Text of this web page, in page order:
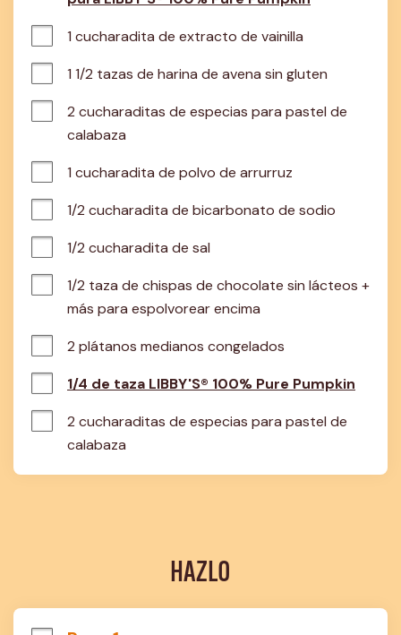
1 cucharadita de extracto de vainilla
1 1/2 tazas de harina de avena sin gluten
2 cucharaditas de especias para pastel de
calabaza
1 cucharadita de polvo de arrurruz
1/2 cucharadita de bicarbonato de sodio
1/2 cucharadita de sal
1/2 taza de chispas de chocolate sin lácteos +
más para espolvorear encima
2 plátanos medianos congelados
1/4 de taza LIBBY'S® 100% Pure Pumpkin
2 cucharaditas de especias para pastel de
calabaza
HAZLO